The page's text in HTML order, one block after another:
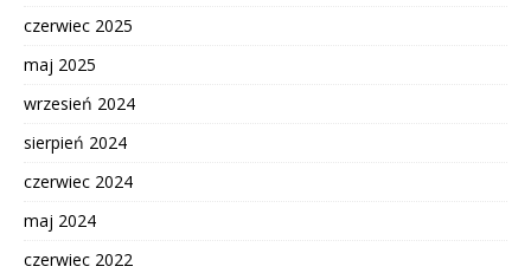
czerwiec 2025
maj 2025
wrzesień 2024
sierpień 2024
czerwiec 2024
maj 2024
czerwiec 2022